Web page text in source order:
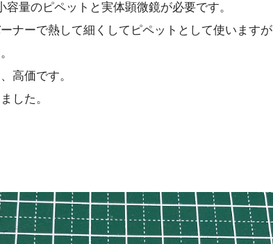
量のピペットと実体顕微鏡が必要です。
ナーで熱して細くしてピペットとして使いますが
高価です。
した。